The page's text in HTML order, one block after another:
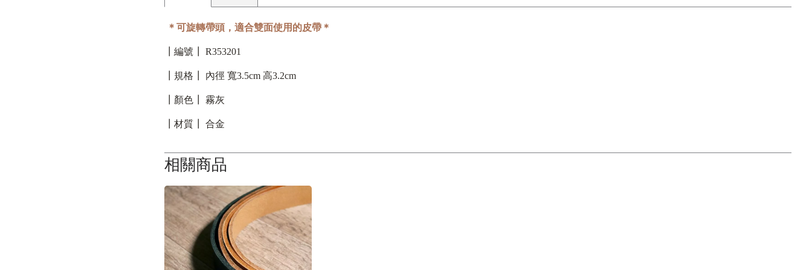
＊可旋轉帶頭，適合雙面使用的皮帶＊
┃編號┃ R353201
┃規格┃ 內徑 寬3.5cm 高3.2cm
┃顏色┃ 霧灰
┃材質┃ 合金
相關商品